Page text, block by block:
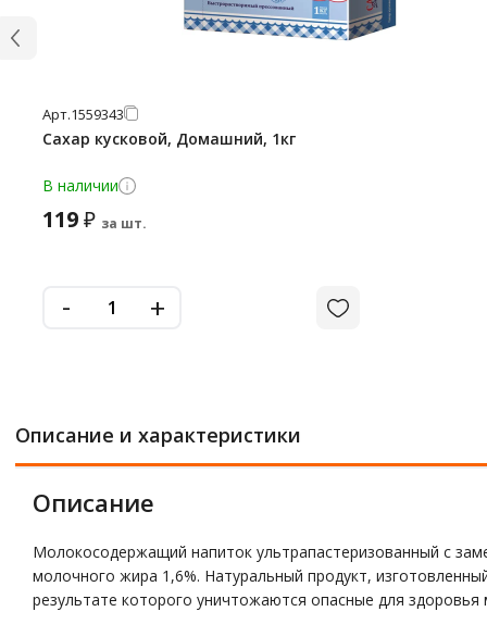
Арт.1559343
Сахар кусковой, Домашний, 1кг
В наличии
119₽ за шт.
- +
Описание и характеристики
Описание
Молокосодержащий напиток ультрапастеризованный с
молочного жира 1,6%. Натуральный продукт,
результате которого уничтожаются опасные для